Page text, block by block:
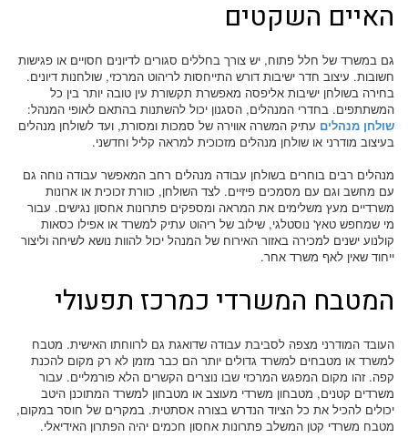
האיים השקטים
גם במשרד של חלל פתוח, יש צורך בחללים סגורים לדיונים חסויים או פגישות
חשובות. עיצוב חדר ישיבות דורש התייחסות לריהוט המרכזי, שולחנות דיונים.
בחירה בשולחן ישיבות אליפסה מאפשרת תקשורת עין טובה יותר בין כל
המשתתפים. בחדרי המנהלים, הסגנון יכול להשתנות בהתאם לאופי המנהל:
שולחן מנהלים עתיק המשרה אווירה של סמכות ומסורת, ועד לשולחן מנהלים
בעיצוב מודרני או שולחן מנהלים מזכוכית למראה קליל וחדשני.
מנהלים רבים בוחרים בשולחן עבודה מנהלים רחב המאפשר עבודה נוחה גם
עם מחשב וגם עם מסמכים פיזיים. לצד השולחן, כוורת זכוכית או ארונות
משרדיים מעץ משלימים את המראה ומספקים פתרונות אחסון נגישים. עבור
מי שמחפש טאץ' נוסטלגי, שילוב של ריהוט עתיק למשרד או אפילו כסאות
קולנוע ישנים למכירה באזור האירוח של המנהל יכול להוות נושא לשיחה וליצור
ייחוד שאין לאף משרד אחר.
המטבח המשרדי כמרכז תפעולי
העובד המודרני מצפה לסביבת עבודה שדואגת גם לרווחתו האישית. מטבח
למשרד או מטבחים למשרד גדולים יותר הם כבר מזמן לא רק מקום להכנת
קפה. זהו מקום המפגש המרכזי שבו נוצרים הקשרים הלא פורמליים. עבור
משרדים קטנים, מטבחון משרדי מעוצב או מטבחון למשרד המתוכנן היטב
יכולים להכיל את כל הציוד הנדרש בצורה אסתטית. במקרים של חוסר במקום,
מטבח משרדי קטן המשלב פתרונות אחסון חכמים יהיה הפתרון האידיאלי.